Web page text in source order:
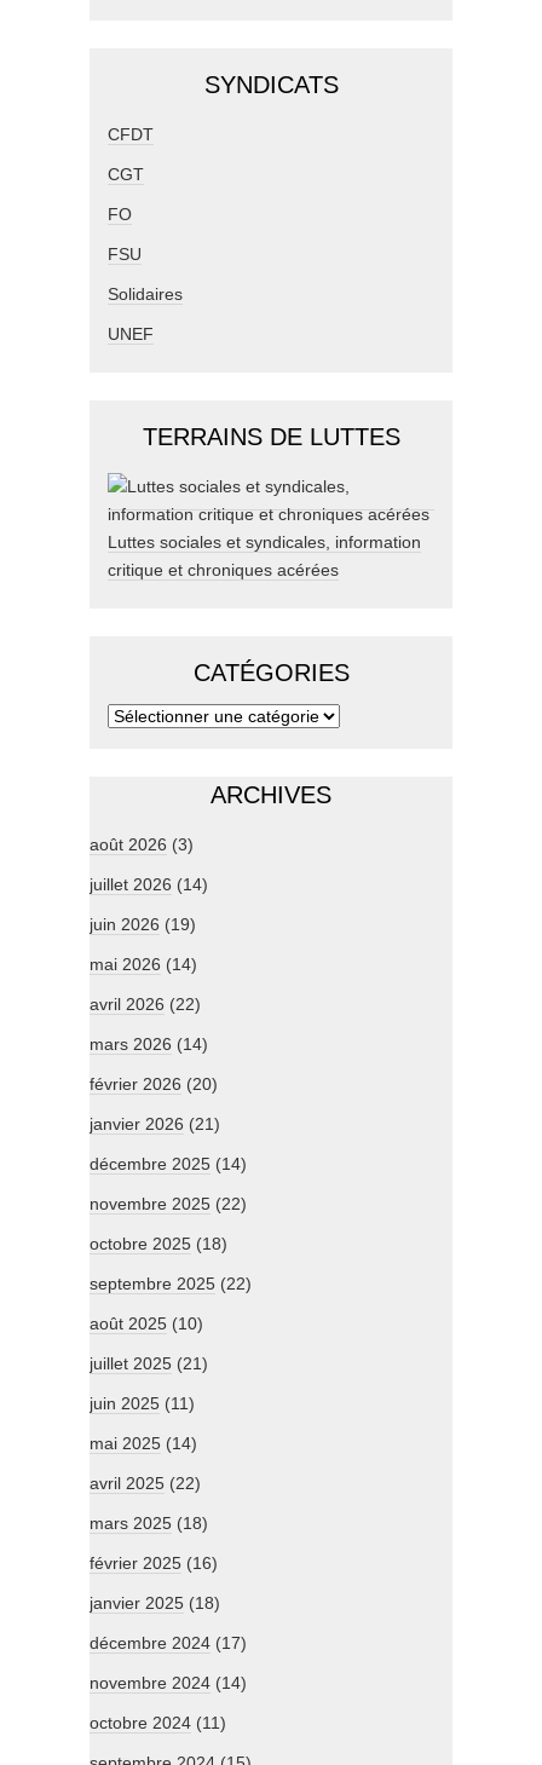
SYNDICATS
CFDT
CGT
FO
FSU
Solidaires
UNEF
TERRAINS DE LUTTES
Luttes sociales et syndicales, information
critique et chroniques acérées
CATÉGORIES
ARCHIVES
août 2026 (3)
juillet 2026 (14)
juin 2026 (19)
mai 2026 (14)
avril 2026 (22)
mars 2026 (14)
février 2026 (20)
janvier 2026 (21)
décembre 2025 (14)
novembre 2025 (22)
octobre 2025 (18)
septembre 2025 (22)
août 2025 (10)
juillet 2025 (21)
juin 2025 (11)
mai 2025 (14)
avril 2025 (22)
mars 2025 (18)
février 2025 (16)
janvier 2025 (18)
décembre 2024 (17)
novembre 2024 (14)
octobre 2024 (11)